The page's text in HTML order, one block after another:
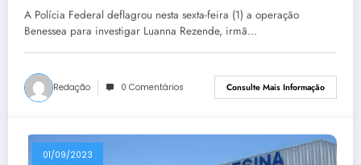
A Polícia Federal deflagrou nesta sexta-feira (1) a operação
Benessea para investigar Luanna Rezende, irmã…
Redação 0 Comentários Consulte Mais Informação
01/09/2023